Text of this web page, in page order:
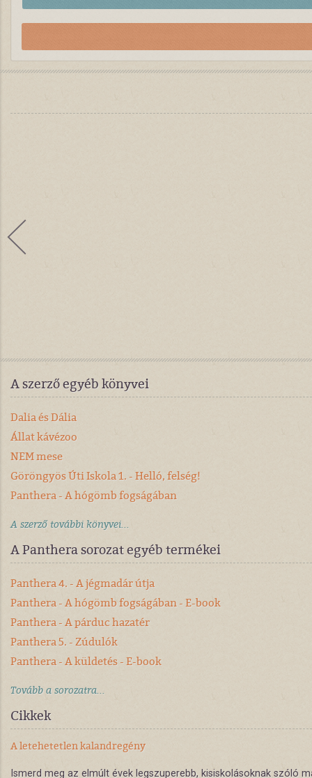
A szerző egyéb könyvei
Dalia és Dália
Állat kávézoo
NEM mese
Göröngyös Úti Iskola 1. - Helló, felség!
Panthera - A hógömb fogságában
A szerző további könyvei...
A Panthera sorozat egyéb termékei
Panthera 4. - A jégmadár útja
Panthera - A hógömb fogságában - E-book
Panthera - A párduc hazatér
Panthera 5. - Zúdulók
Panthera - A küldetés - E-book
Tovább a sorozatra...
Cikkek
A letehetetlen kalandregény
Ismerd meg az elmúlt évek legszuperebb, kisiskolásoknak szóló